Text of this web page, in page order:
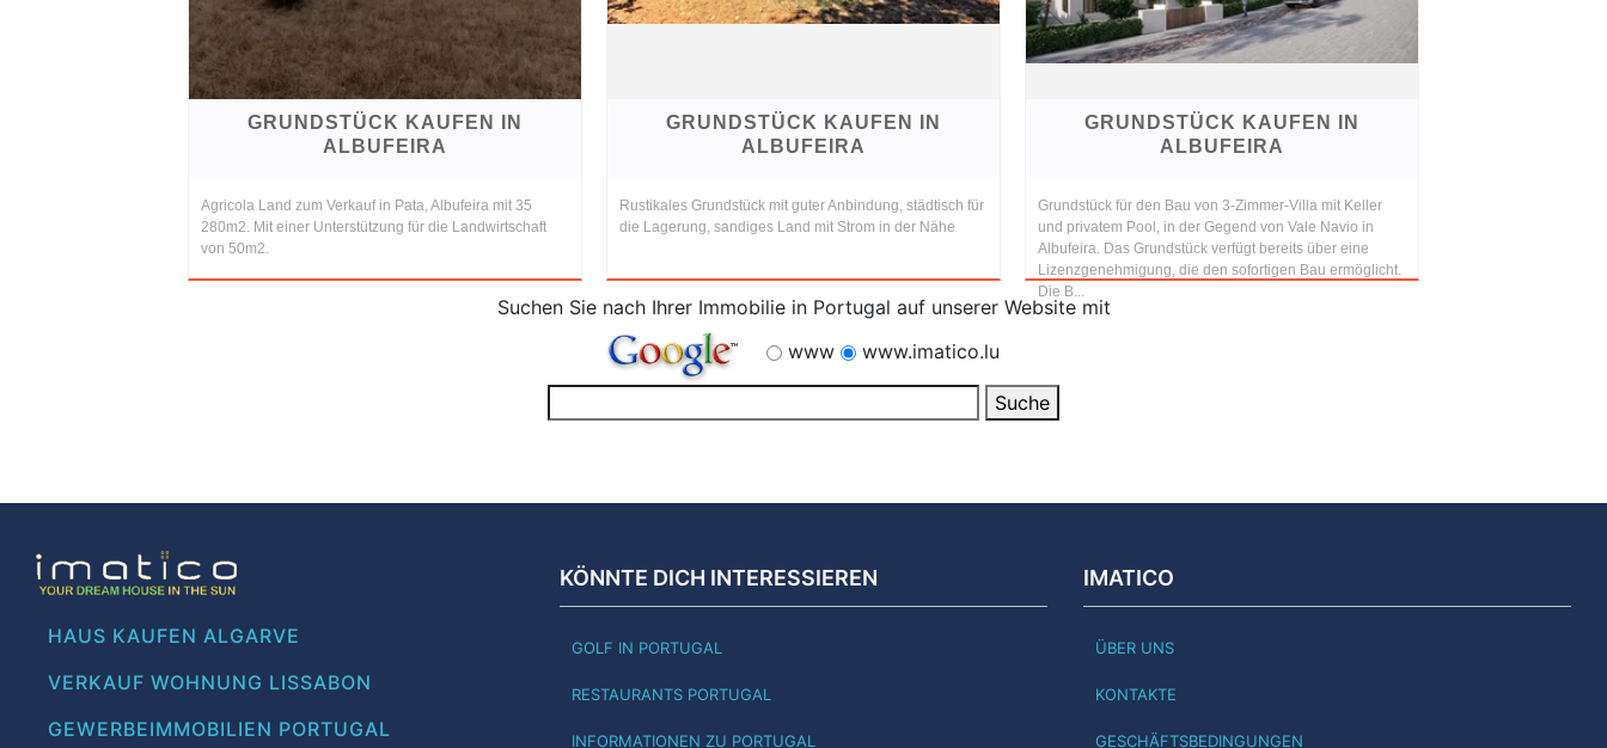
GRUNDSTÜCK KAUFEN IN
ALBUFEIRA
Agricola Land zum Verkauf in Pata, Albufeira mit 35
280m2. Mit einer Unterstützung für die Landwirtschaft
von 50m2.
GRUNDSTÜCK KAUFEN IN
ALBUFEIRA
Rustikales Grundstück mit guter Anbindung, städtisch für
die Lagerung, sandiges Land mit Strom in der Nähe
GRUNDSTÜCK KAUFEN IN
ALBUFEIRA
Grundstück für den Bau von 3-Zimmer-Villa mit Keller
und privatem Pool, in der Gegend von Vale Navio in
Albufeira. Das Grundstück verfügt bereits über eine
Lizenzgenehmigung, die den sofortigen Bau ermöglicht.
Die B...
Suchen Sie nach Ihrer Immobilie in Portugal auf unserer Website mit
www
www.imatico.lu
HAUS KAUFEN ALGARVE
VERKAUF WOHNUNG LISSABON
GEWERBEIMMOBILIEN PORTUGAL
KÖNNTE DICH INTERESSIEREN
GOLF IN PORTUGAL
RESTAURANTS PORTUGAL
INFORMATIONEN ZU PORTUGAL
IMATICO
ÜBER UNS
KONTAKTE
GESCHÄFTSBEDINGUNGEN